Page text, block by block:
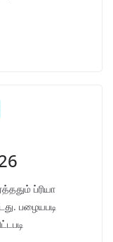
ப்ரியா
பழையபடி